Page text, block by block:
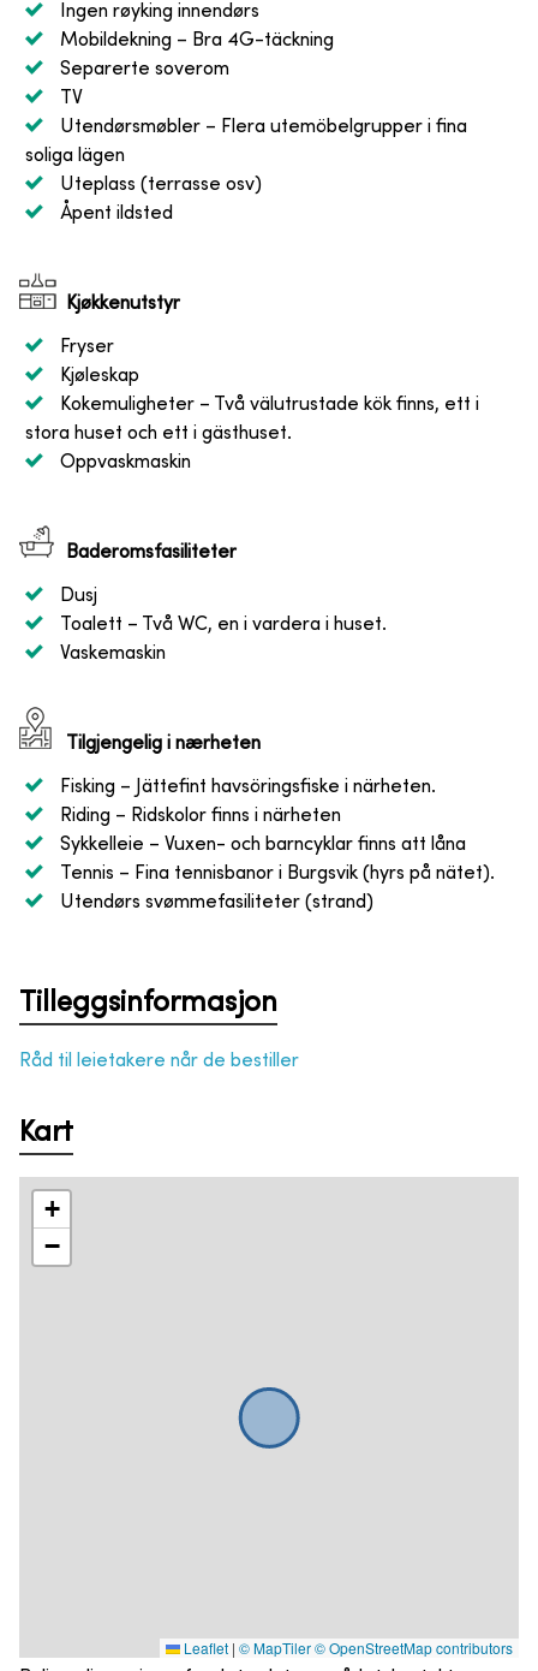
Ingen røyking innendørs
Mobildekning – Bra 4G-täckning
Separerte soverom
TV
Utendørsmøbler – Flera utemöbelgrupper i fina
soliga lägen
Uteplass (terrasse osv)
Åpent ildsted
Kjøkkenutstyr
Fryser
Kjøleskap
Kokemuligheter – Två välutrustade kök finns, ett i
stora huset och ett i gästhuset.
Oppvaskmaskin
Baderomsfasiliteter
Dusj
Toalett – Två WC, en i vardera i huset.
Vaskemaskin
Tilgjengelig i nærheten
Fisking – Jättefint havsöringsfiske i närheten.
Riding – Ridskolor finns i närheten
Sykkelleie – Vuxen- och barncyklar finns att låna
Tennis – Fina tennisbanor i Burgsvik (hyrs på nätet).
Utendørs svømmefasiliteter (strand)
Tilleggsinformasjon
Råd til leietakere når de bestiller
Kart
+
−
Leaflet | © MapTiler© OpenStreetMap contributors